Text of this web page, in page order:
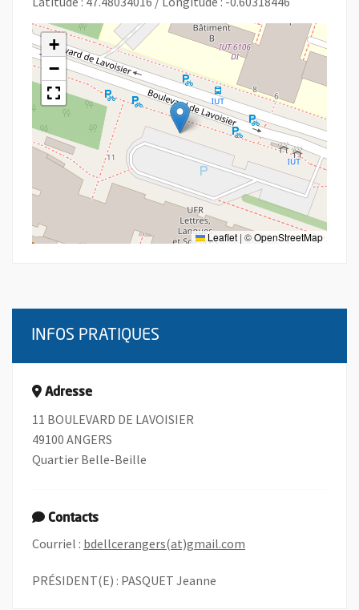
+
−
Leaflet | ©OpenStreetMap
INFOS PRATIQUES
Adresse
11 BOULEVARD DE LAVOISIER
49100 ANGERS
Quartier Belle-Beille
Contacts
Courriel : bdellcerangers(at)gmail.com
PRÉSIDENT(E) : PASQUET Jeanne